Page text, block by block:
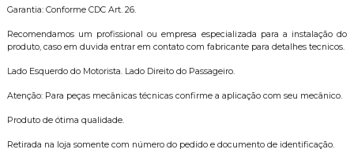
Garantia: Conforme CDC Art. 26.
Recomendamos um profissional ou empresa especializada para a instalação do
produto, caso em duvida entrar em contato com fabricante para detalhes tecnicos.
Lado Esquerdo do Motorista. Lado Direito do Passageiro.
Atenção: Para peças mecânicas técnicas confirme a aplicação com seu mecânico.
Produto de ótima qualidade.
Retirada na loja somente com número do pedido e documento de identificação.